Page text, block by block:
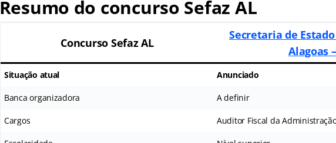
Resumo do concurso Sefaz AL
Concurso Sefaz AL
Secretaria de
Alagoas
Situação atual Anunciado
Banca organizadora A definir
Cargos Auditor Fiscal da